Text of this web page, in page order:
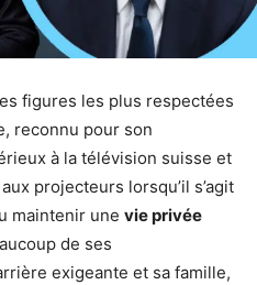
figures les plus respectées
reconnu pour son
à la télévision suisse et
projecteurs lorsqu’il s’agit
maintenir une vie privée
de ses
exigeante et sa famille,